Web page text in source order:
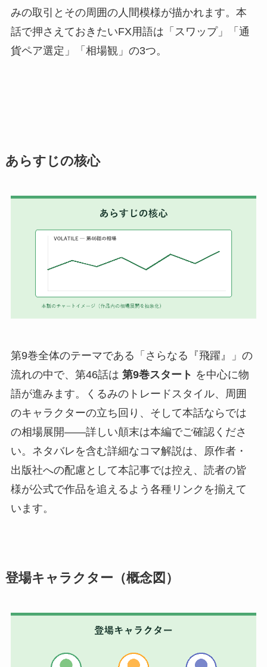
みの取引とその周囲の人間模様が描かれます。本
話で押さえておきたいFX用語は「スワップ」「通
貨ペア選定」「相場観」の3つ。
あらすじの核心
第9巻全体のテーマである「さらなる『飛躍』」の
流れの中で、第46話は 第9巻スタート を中心に物
語が進みます。くるみのトレードスタイル、周囲
のキャラクターの立ち回り、そして本話ならでは
の相場展開——詳しい顛末は本編でご確認くださ
い。ネタバレを含む詳細なコマ解説は、原作者・
出版社への配慮として本記事では控え、読者の皆
様が公式で作品を追えるよう各種リンクを揃えて
います。
登場キャラクター（概念図）